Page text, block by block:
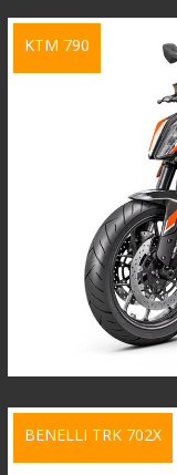
KTM 790
BENELLI TRK 702X